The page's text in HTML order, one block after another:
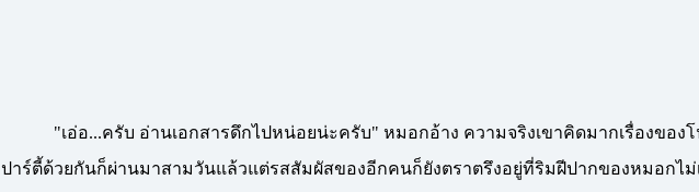
"เอ่อ...ครับ อ่านเอกสารดึกไปหน่อยน่ะครับ" หมอกอ้าง ความจริงเขาคิดมากเรื่องของ
ปาร์ตี้ด้วยกันก็ผ่านมาสามวันแล้วแต่รสสัมผัสของอีกคนก็ยังตราตรึงอยู่ที่ริมฝีปากของหมอก